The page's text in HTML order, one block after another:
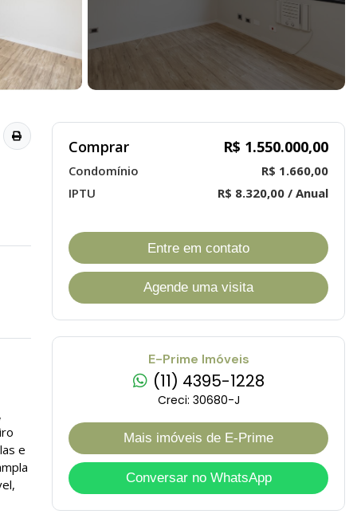
e
Comprar R$ 1.550.000,00
Condomínio
R$ 1.660,00
IPTU
R$ 8.320,00 / Anual
Entre em contato
Agende uma visita
E-Prime Imóveis
(11) 4395-1228
Creci: 30680-J
Mais imóveis de E-Prime
Conversar no WhatsApp